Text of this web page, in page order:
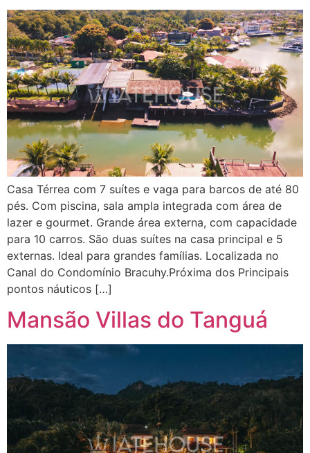
Casa Térrea com 7 suítes e vaga para barcos de até 80
pés. Com piscina, sala ampla integrada com área de
lazer e gourmet. Grande área externa, com capacidade
para 10 carros. São duas suítes na casa principal e 5
externas. Ideal para grandes famílias. Localizada no
Canal do Condomínio Bracuhy.Próxima dos Principais
pontos náuticos […]
Mansão Villas do Tanguá